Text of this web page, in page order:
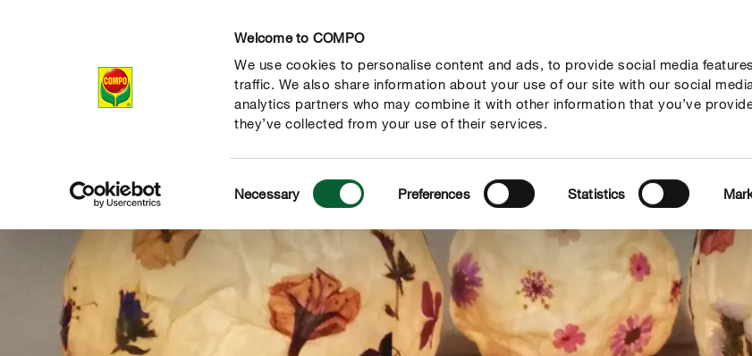
Welcome to COMPO
We use cookies to personalise content and ads, to provide social media
traffic. We also share information about your use of our site with our social
analytics partners who may combine it with other information that you’ve
they’ve collected from your use of their services.
Selection
Necessary Preferences Statistics
Producten Advies Thema's Tot je dienst Onderneming